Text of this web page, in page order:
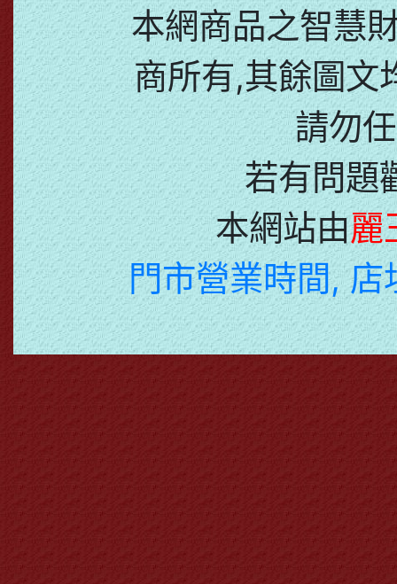
本網商品之智慧
商所有,其餘圖文
請勿
若有問題
本網站由麗
門市營業時間,